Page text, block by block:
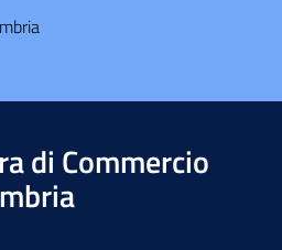
di Commercio